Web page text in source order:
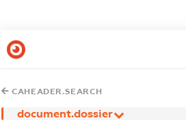
CAHEADER.SEARCH
document.dossier